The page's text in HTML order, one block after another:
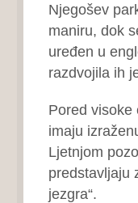
Njegošev
maniru, dok
uređen u
razdvojila ih
Pored visoke
imaju
Ljetnjom
predstavljaju
jezgra“.